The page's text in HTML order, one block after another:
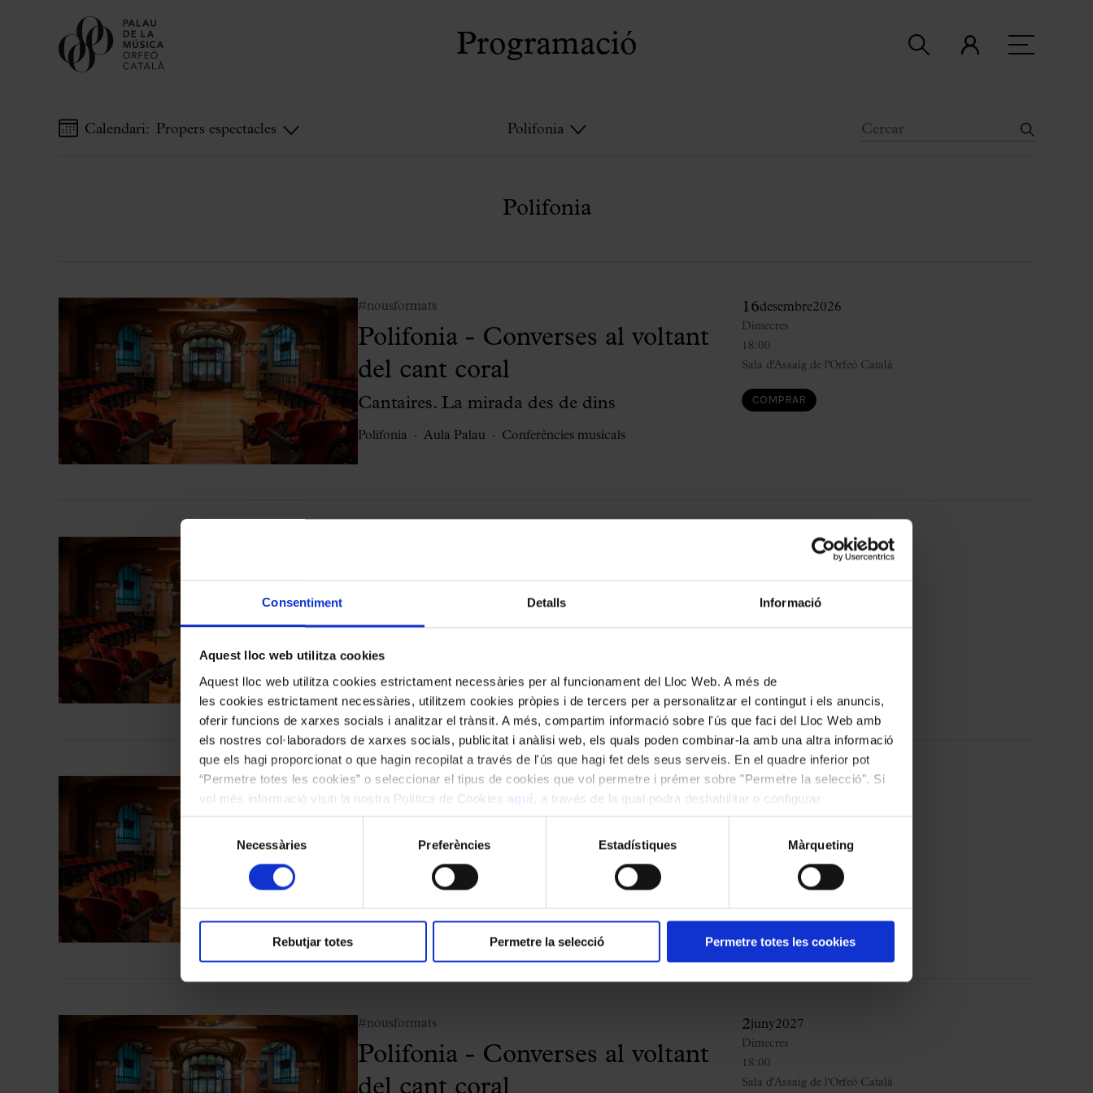
Consentiment Detalls Informació
Aquest lloc web utilitza cookies
Aquest lloc web utilitza cookies estrictament necessàries per al funcionament del Lloc Web. A més de
les cookies estrictament necessàries, utilitzem cookies pròpies i de tercers per a personalitzar el contingut i els anuncis,
oferir funcions de xarxes socials i analitzar el trànsit. A més, compartim informació sobre l'ús que faci del Lloc Web amb
els nostres col·laboradors de xarxes socials, publicitat i anàlisi web, els quals poden combinar-la amb una altra informació
que els hagi proporcionat o que hagin recopilat a través de l'ús que hagi fet dels seus serveis. En el quadre inferior pot
“Permetre totes les cookies” o seleccionar el tipus de cookies que vol permetre i prémer sobre "Permetre la selecció". Si
vol més informació visiti la nostra Política de Cookies
aquí
, a través de la qual podrà deshabilitar o configurar
les cookies en qualsevol moment.
Necessàries Preferències Estadístiques Màrqueting
Rebutjar totes Permetre la selecció Permetre totes les cookies
Temporada 2026-2027
Totes les temporades
Aula Palau
Descomptes i promocions
Programes de mà
Condicions i normativa
Programació
Calendari: Propers espectacles Polifonia
Polifonia
#nousformats
Polifonia - Converses al voltant
del cant coral
Cantaires. La mirada des de dins
Polifonia Aula Palau Conferències musicals
16desembre2026
18:00
Dimecres
Sala d'Assaig de l'Orfeó Català
COMPRAR
Polifonia - Converses al voltant
Polifonia Aula Palau Conferències musicals
2027
Sala d'Assaig de l'Orfeó Català
#nousformats
Polifonia - Converses al voltant
del cant coral
Mestres de cant i pianistes acompanyants
11març2027
Dijous
Sala d'Assaig de l'Orfeó Català
COMPRAR
#nousformats
Polifonia - Converses al voltant
2juny2027
18:00
Dimecres
Sala d'Assaig de l'Orfeó Català